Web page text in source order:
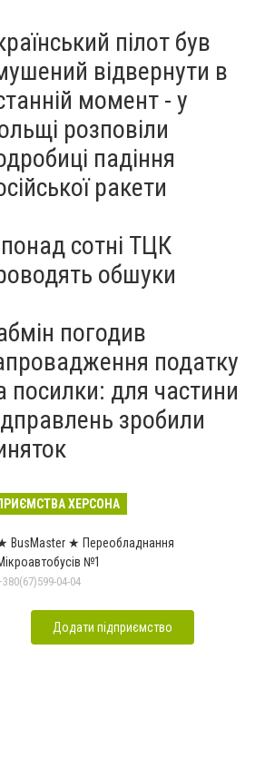
пілот був
відвернути в
момент - у
розповіли
падіння
ракети
сотні ТЦК
обшуки
погодив
податку
посилки: для частини
зробили
ХЕРСОНА
BusMaster ★ Переобладнання
№1
04-04
Додати підприємство